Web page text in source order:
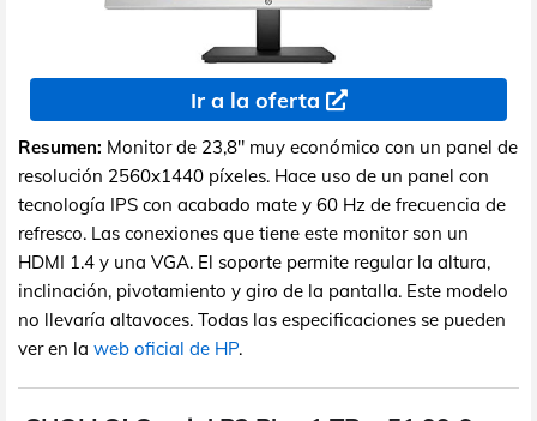
Ir a la oferta
Resumen: Monitor de 23,8" muy económico con un panel de
resolución 2560x1440 píxeles. Hace uso de un panel con
tecnología IPS con acabado mate y 60 Hz de frecuencia de
refresco. Las conexiones que tiene este monitor son un
HDMI 1.4 y una VGA. El soporte permite regular la altura,
inclinación, pivotamiento y giro de la pantalla. Este modelo
no llevaría altavoces. Todas las especificaciones se pueden
ver en la web oficial de HP.